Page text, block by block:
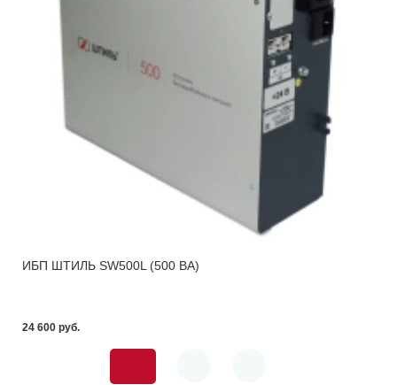
ИБП ШТИЛЬ SW500L (500 ВА)
24 600 pуб.